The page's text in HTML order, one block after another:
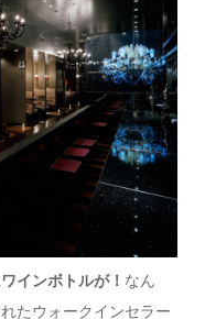
インボトルが！ なん
たウォークインセラー